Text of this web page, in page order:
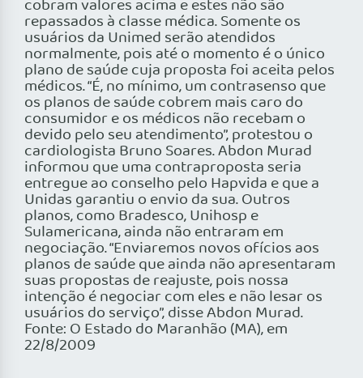
cobram valores acima e estes não são
repassados à classe médica. Somente os
usuários da Unimed serão atendidos
normalmente, pois até o momento é o único
plano de saúde cuja proposta foi aceita pelos
médicos. “É, no mínimo, um contrasenso que
os planos de saúde cobrem mais caro do
consumidor e os médicos não recebam o
devido pelo seu atendimento”, protestou o
cardiologista Bruno Soares. Abdon Murad
informou que uma contraproposta seria
entregue ao conselho pelo Hapvida e que a
Unidas garantiu o envio da sua. Outros
planos, como Bradesco, Unihosp e
Sulamericana, ainda não entraram em
negociação. “Enviaremos novos ofícios aos
planos de saúde que ainda não apresentaram
suas propostas de reajuste, pois nossa
intenção é negociar com eles e não lesar os
usuários do serviço”, disse Abdon Murad.
Fonte: O Estado do Maranhão (MA), em
22/8/2009